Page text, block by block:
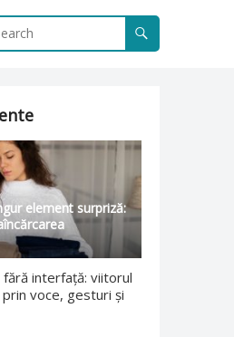
element surpriză:
fără interfață: viitorul
voce, gesturi și